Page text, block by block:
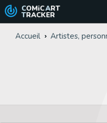
COMiC ART
TRACKER
Accueil Artistes,